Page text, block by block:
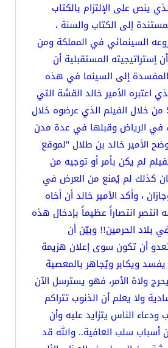
ينص على الإلتزام بالكتاب
إلى الكتاب والسنة ،
السينمائي في المملكة ومن
إستراتيجيته المستقبلية أن
المفسدة إلى السينما في هذه
اعتبره الأمير خالد القشة التي
خلال الفيلم الذي عرضوه خلال
في الرياض وقبلها في عدة مدن
الأمير خالد بن طلال "لموقع
لم يكن بأمر أو توجيه من
كان كذلك لم يُمنع من العرض في
، وأكد الأمير خالد أن أخاه
انتصر انتصاراً عظيماً بإدخال هذه
بلاد الحرمين!! وبيّن أن
أن تكون سوى إعلان هزيمة
يفسد ويكابر ويُجاهر بالمعصية
ولاة الأمر، فهو يسترسل الآن
ولا يعلم أن الذنوب تتراكم
ودعاء الناس يتزايد عليه وأن
أسباب سلب العافية.. والله قد